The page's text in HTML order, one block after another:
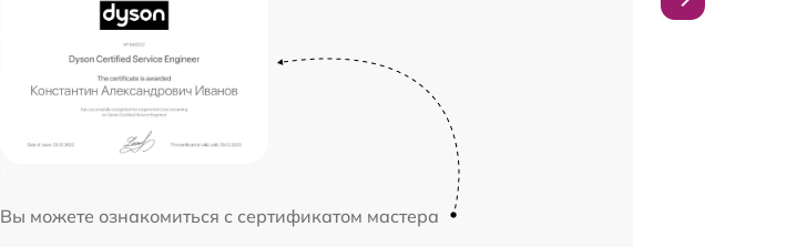
Вы можете ознакомиться с сертификатом мастера